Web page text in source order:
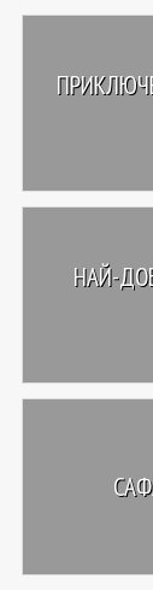
НАЙ-